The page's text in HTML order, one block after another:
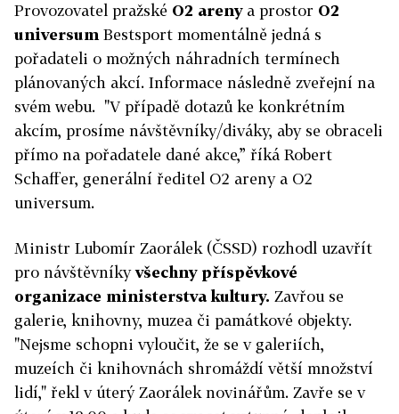
Provozovatel pražské O2 arenya prostor O2
universum Bestsport momentálně jedná s
pořadateli o možných náhradních termínech
plánovaných akcí. Informace následně zveřejní na
svém webu. "V případě dotazů ke konkrétním
akcím, prosíme návštěvníky/diváky, aby se obraceli
přímo na pořadatele dané akce,” říká Robert
Schaffer, generální ředitel O2 areny a O2
universum.
Ministr Lubomír Zaorálek (ČSSD) rozhodl uzavřít
pro návštěvníkyvšechny příspěvkové
organizace ministerstva kultury. Zavřou se
galerie, knihovny, muzea či památkové objekty.
"Nejsme schopni vyloučit, že se v galeriích,
muzeích či knihovnách shromáždí větší množství
lidí," řekl v úterý Zaorálek novinářům. Zavře se v